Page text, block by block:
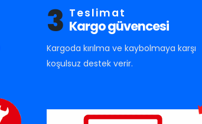
3 Teslimat
Kargo güvencesi
Kargoda kırılma ve kaybolmaya karşı
koşulsuz destek verir.